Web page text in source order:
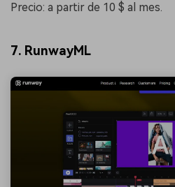
Precio: a partir de 10 $ al mes.
7. RunwayML